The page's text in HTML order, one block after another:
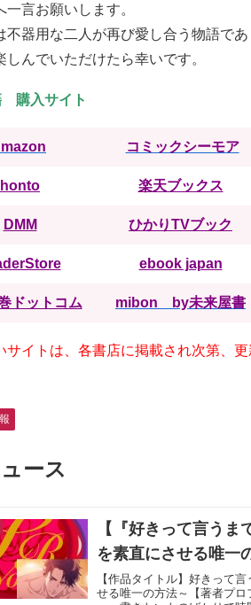
一言お願いします。
不器用な二人が再び愛し合う物語で
しんでいただけたら幸いです。
購入サイト
コミックシーモア
honto 楽天ブックス
DMM ひかりTVブック
ebook japan
ドットコム mibon by未来屋書
サイトは、各書店に掲載され次第、更
ース
【『好きって言う
を素直にさせる唯一
【作品タイトル】好きって
せる唯一の方法～【著者プ